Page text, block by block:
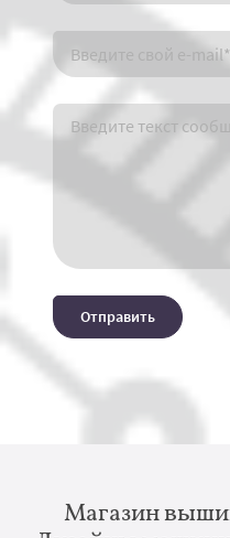
Отправить
Магазин